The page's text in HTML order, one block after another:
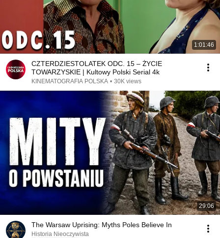
1:01:46
CZTERDZIESTOLATEK ODC. 15 – ŻYCIE
TOWARZYSKIE | Kultowy Polski Serial 4k
KINEMATOGRAFIA POLSKA • 30K views
29:06
The Warsaw Uprising: Myths Poles Believe In
Historia Nieoczywista